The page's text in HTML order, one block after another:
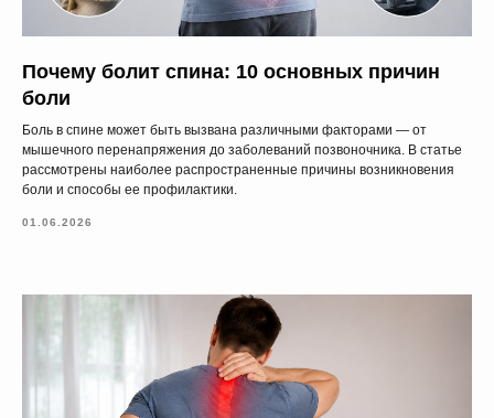
Почему болит спина: 10 основных причин
боли
Боль в спине может быть вызвана различными факторами — от
мышечного перенапряжения до заболеваний позвоночника. В статье
рассмотрены наиболее распространенные причины возникновения
боли и способы ее профилактики.
01.06.2026
Эл. адрес*
Ваш телефон*
+371
ОТПРАВИТЬ